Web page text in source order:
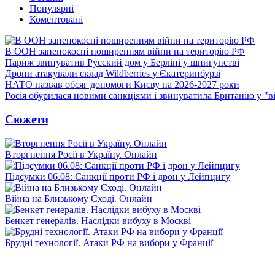
Популярні
Коментовані
В ООН занепокоєні поширенням війни на територію РФ
Париж звинуватив Русский дом у Берліні у шпигунстві
Дрони атакували склад Wildberries у Єкатеринбурзі
НАТО назвав обсяг допомоги Києву на 2026-2027 роки
Росія обурилася новими санкціями і звинуватила Британію у
Сюжети
Вторгнення Росії в Україну. Онлайн
Підсумки 06.08: Санкції проти РФ і дрон у Лейпцигу
Війна на Близькому Сході. Онлайн
Бенкет генералів. Наслідки вибуху в Москві
Брудні технології. Атаки РФ на вибори у Франції